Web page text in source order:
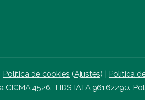
Política de cookies (Ajustes) |
Política
4526. TIDS IATA 96162290.